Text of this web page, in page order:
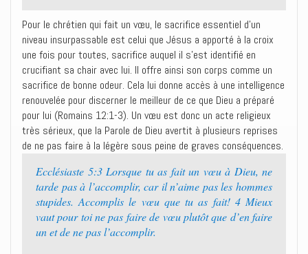
Pour le chrétien qui fait un vœu, le sacrifice essentiel d’un
niveau insurpassable est celui que Jésus a apporté à la croix
une fois pour toutes, sacrifice auquel il s’est identifié en
crucifiant sa chair avec lui. Il offre ainsi son corps comme un
sacrifice de bonne odeur. Cela lui donne accès à une intelligence
renouvelée pour discerner le meilleur de ce que Dieu a préparé
pour lui (Romains 12:1-3). Un vœu est donc un acte religieux
très sérieux, que la Parole de Dieu avertit à plusieurs reprises
de ne pas faire à la légère sous peine de graves conséquences.
Ecclésiaste 5:3 Lorsque tu as fait un vœu à Dieu, ne
tarde pas à l’accomplir, car il n’aime pas les hommes
stupides. Accomplis le vœu que tu as fait! 4 Mieux
vaut pour toi ne pas faire de vœu plutôt que d’en faire
un et de ne pas l’accomplir.